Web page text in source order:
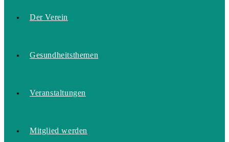
Der Verein
Gesundheitsthemen
Veranstaltungen
Mitglied werden